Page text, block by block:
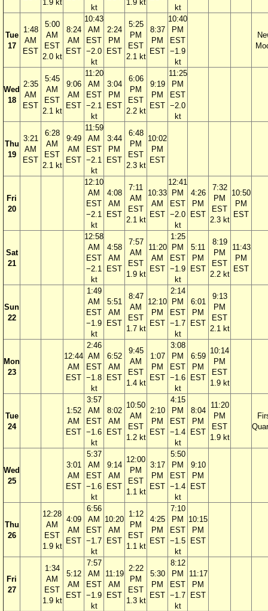
1.9 kt
kt
1.9 kt
kt
Tue
17
1:48
AM
EST
5:00
AM
EST
2.0 kt
8:24
AM
EST
10:43
AM
EST
−2.0
kt
2:24
PM
EST
5:25
PM
EST
2.1 kt
8:37
PM
EST
10:40
PM
EST
−1.9
kt
Wed
18
2:35
AM
EST
5:45
AM
EST
2.1 kt
9:06
AM
EST
11:20
AM
EST
−2.1
kt
3:04
PM
EST
6:06
PM
EST
2.2 kt
9:19
PM
EST
11:25
PM
EST
−2.0
kt
Thu
19
3:21
AM
EST
6:28
AM
EST
2.1 kt
9:49
AM
EST
11:59
AM
EST
−2.1
kt
3:44
PM
EST
6:48
PM
EST
2.3 kt
10:02
PM
EST
Fri
20
12:10
AM
EST
−2.1
kt
4:08
AM
EST
7:11
AM
EST
2.1 kt
10:33
AM
EST
12:41
PM
EST
−2.0
kt
4:26
PM
EST
7:32
PM
EST
2.3 kt
10:50
PM
EST
Sat
21
12:58
AM
EST
−2.1
kt
4:58
AM
EST
7:57
AM
EST
1.9 kt
11:20
AM
EST
1:25
PM
EST
−1.9
kt
5:11
PM
EST
8:19
PM
EST
2.2 kt
11:43
PM
EST
Sun
22
1:49
AM
EST
−1.9
kt
5:51
AM
EST
8:47
AM
EST
1.7 kt
12:10
PM
EST
2:14
PM
EST
−1.7
kt
6:01
PM
EST
9:13
PM
EST
2.1 kt
Mon
23
12:44
AM
EST
2:46
AM
EST
−1.8
kt
6:52
AM
EST
9:45
AM
EST
1.4 kt
1:07
PM
EST
3:08
PM
EST
−1.6
kt
6:59
PM
EST
10:14
PM
EST
1.9 kt
Tue
24
1:52
AM
EST
3:57
AM
EST
−1.6
kt
8:02
AM
EST
10:50
AM
EST
1.2 kt
2:10
PM
EST
4:15
PM
EST
−1.4
kt
8:04
PM
EST
11:20
PM
EST
1.9 kt
Wed
25
3:01
AM
EST
5:37
AM
EST
−1.6
kt
9:14
AM
EST
12:00
PM
EST
1.1 kt
3:17
PM
EST
5:50
PM
EST
−1.4
kt
9:10
PM
EST
Thu
26
12:28
AM
EST
1.9 kt
4:09
AM
EST
6:56
AM
EST
−1.7
kt
10:20
AM
EST
1:12
PM
EST
1.1 kt
4:25
PM
EST
7:10
PM
EST
−1.5
kt
10:15
PM
EST
Fri
27
1:34
AM
EST
1.9 kt
5:12
AM
EST
7:57
AM
EST
−1.9
kt
11:19
AM
EST
2:22
PM
EST
1.3 kt
5:30
PM
EST
8:12
PM
EST
−1.7
kt
11:17
PM
EST